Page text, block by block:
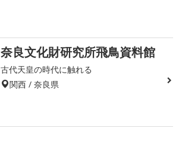
奈良文化財研究所飛鳥資料館
古代天皇の時代に触れる
関西 / 奈良県